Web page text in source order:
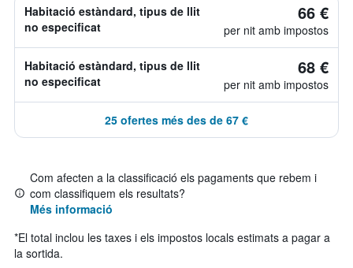
Habitació estàndard, tipus de llit
no especificat
66 €
per nit amb impostos
Habitació estàndard, tipus de llit
no especificat
68 €
per nit amb impostos
25 ofertes més des de 67 €
Com afecten a la classificació els pagaments que rebem i
com classifiquem els resultats?
Més informació
*El total inclou les taxes i els impostos locals estimats a pagar a
la sortida.